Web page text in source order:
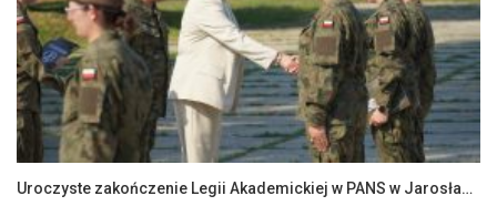
Uroczyste zakończenie Legii Akademickiej w PANS w Jarosławiu